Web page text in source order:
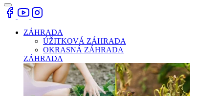
ZÁHRADA
ÚŽITKOVÁ ZÁHRADA
OKRASNÁ ZÁHRADA
ZÁHRADA